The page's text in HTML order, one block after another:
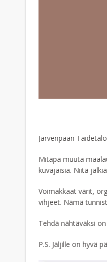
Järvenpään
Mitäpä muuta
kuvajaisia. Niitä
Voimakkaat värit,
vihjeet. Nämä
Tehdä nähtäväksi
P.S. Jäljille on hyvä